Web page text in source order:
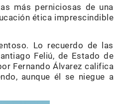
más perniciosas de una
ética imprescindible
Lo recuerdo de las
Feliú, de Estado de
Fernando Álvarez califica
aunque él se niegue a